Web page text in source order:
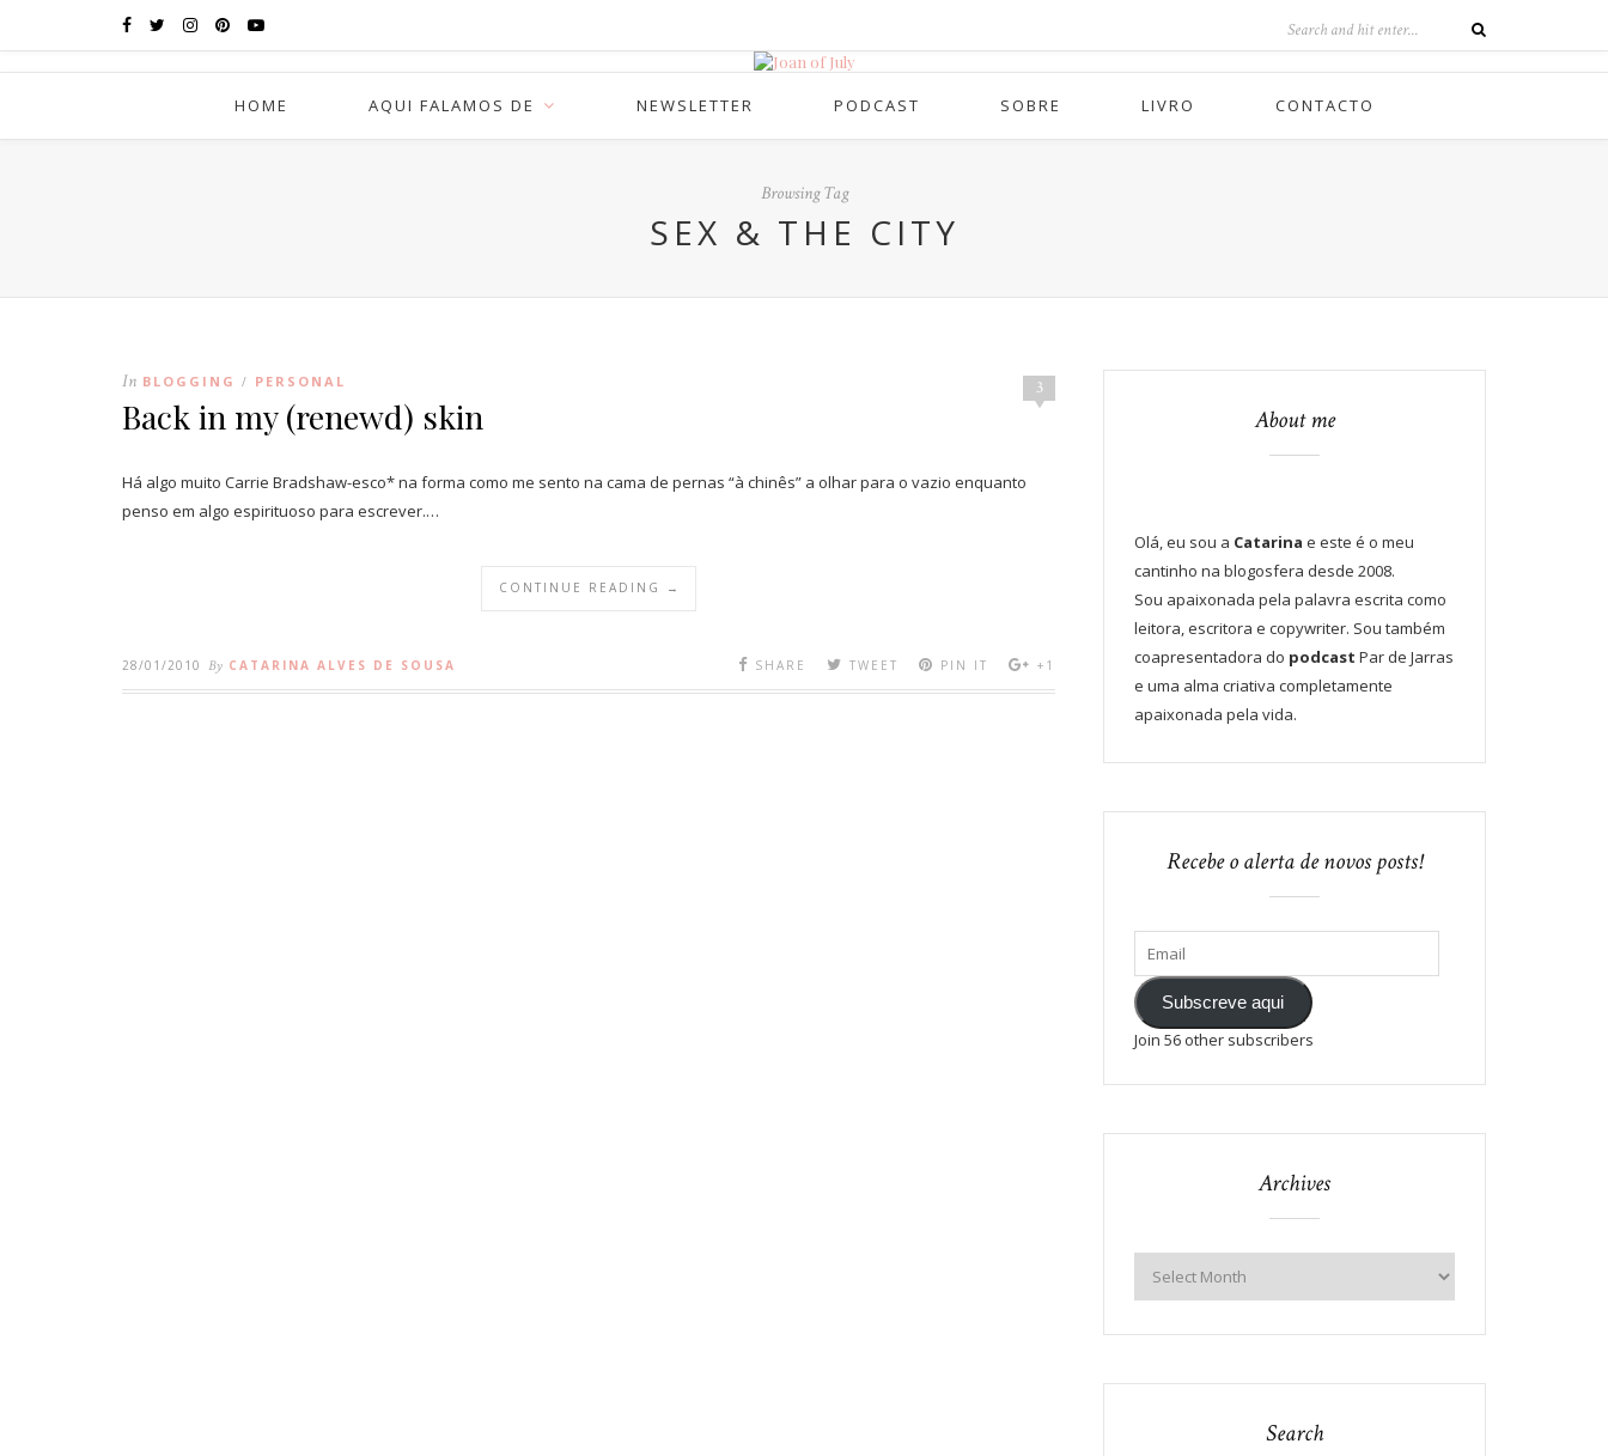
HOME AQUI FALAMOS DE NEWSLETTER PODCAST SOBRE LIVRO CONTACTO
Browsing Tag
SEX & THE CITY
3
In BLOGGING / PERSONAL
Back in my (renewd) skin
Há algo muito Carrie Bradshaw-esco* na forma como me sento na cama de pernas “à chinês” a olhar para o vazio enquanto
penso em algo espirituoso para escrever.…
CONTINUE READING →
28/01/2010 By CATARINA ALVES DE SOUSA SHARE TWEET PIN IT +1
About me
Olá, eu sou a Catarina e este é o meu
cantinho na blogosfera desde 2008.
Sou apaixonada pela palavra escrita como
leitora, escritora e copywriter. Sou também
coapresentadora do podcast Par de Jarras
e uma alma criativa completamente
apaixonada pela vida.
Recebe o alerta de novos posts!
Subscreve aqui
Join 56 other subscribers
Archives
Search